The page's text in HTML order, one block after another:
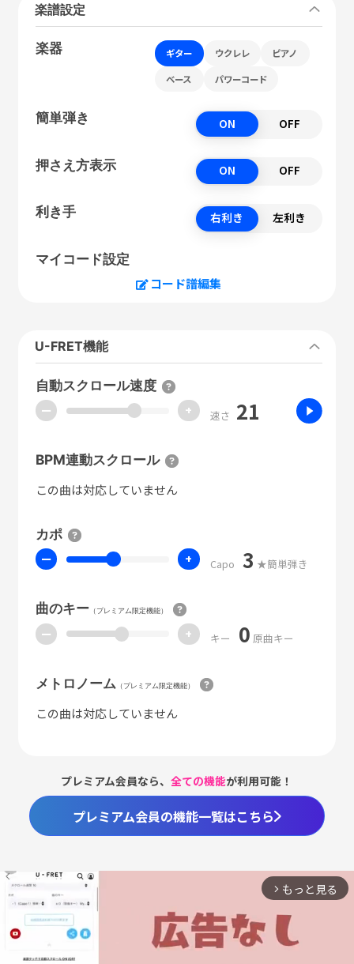
楽譜設定
楽器 ギター ウクレレ ピアノ
ベース パワーコード
簡単弾き ON OFF
押さえ方表示 ON OFF
利き手 右利き 左利き
マイコード設定
コード譜編集
U-FRET機能
自動スクロール速度
ー + 速さ 21
BPM連動スクロール
この曲は対応していません
カポ
ー + Capo 3 ★簡単弾き
曲のキー（プレミアム限定機能）
ー + キー 0 原曲キー
メトロノーム （プレミアム限定機能）
この曲は対応していません
プレミアム会員なら、全ての機能が利用可能！
プレミアム会員の機能一覧はこちら
arrow_forward_ios もっと見る